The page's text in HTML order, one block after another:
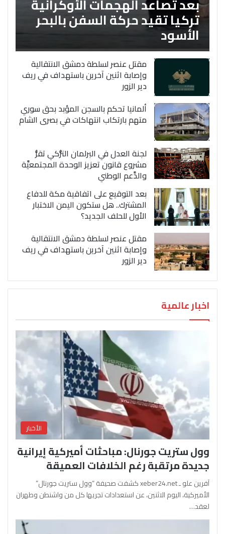
تركيا تقيد حركة السفن بالبحر
الأسود
مقتل عنصر لسلطة دمشق الانتقالية
وإصابة اثنين آخرين باستهداف في ريف
دير الزور
ألمانيا تحكم بالسجن المؤبد بحق سوري
متهم بارتكاب انتهاكات في بصرى الشام
لجنة العدل في البرلمان التُّركي تقرُّ
مشروع قانون تعزيز الوحدة المجتمعيَّة
والدَّعم الوطني
بعد التوقيع على اتفاقية مكة للدفاع
المشترك.. هل ستكون اليمن الاختبار
الأول للحلف الجديد؟
مقتل عنصر لسلطة دمشق الانتقالية
وإصابة اثنين آخرين باستهداف في ريف
دير الزور
اخبار عالمية
الأخبار
وول ستريت جورنال: مباحثات أميركية إيرانية
جديدة مرتقبة رغم الخلافات العميقة
آفرين علو ـ xeber24.net كشفت صحيفة “وول ستريت جورنال”
الأميركية، اليوم الاثنين، عن استعدادات تجريها كل من واشنطن وطهران
لعقد…